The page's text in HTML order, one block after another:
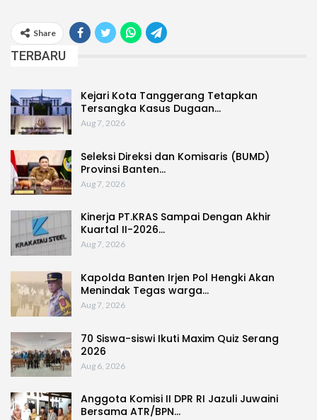
Share
TERBARU
Kejari Kota Tanggerang Tetapkan
Tersangka Kasus Dugaan…
Aug 7, 2026
Seleksi Direksi dan Komisaris (BUMD)
Provinsi Banten…
Aug 7, 2026
Kinerja PT.KRAS Sampai Dengan Akhir
Kuartal II-2026…
Aug 7, 2026
Kapolda Banten Irjen Pol Hengki Akan
Menindak Tegas warga…
Aug 7, 2026
70 Siswa-siswi Ikuti Maxim Quiz Serang
2026
Aug 6, 2026
Anggota Komisi II DPR RI Jazuli Juwaini
Bersama ATR/BPN…